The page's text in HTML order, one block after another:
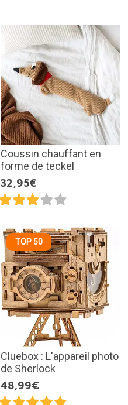
Coussin chauffant en
forme de teckel
32,95€
TOP 50
Cluebox : L'appareil photo
de Sherlock
48,99€